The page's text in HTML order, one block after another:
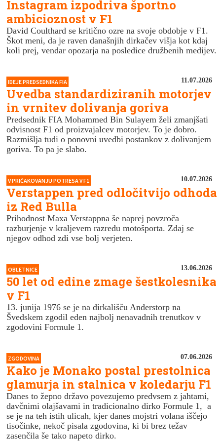
Instagram izpodriva športno
ambicioznost v F1
David Coulthard se kritično ozre na svoje obdobje v F1.
Škot meni, da je raven današnjih dirkačev višja kot kdaj
koli prej, vendar opozarja na posledice družbenih medijev.
IDEJE PREDSEDNIKA FIA 11.07.2026
Uvedba standardiziranih motorjev
in vrnitev dolivanja goriva
Predsednik FIA Mohammed Bin Sulayem želi zmanjšati
odvisnost F1 od proizvajalcev motorjev. To je dobro.
Razmišlja tudi o ponovni uvedbi postankov z dolivanjem
goriva. To pa je slabo.
V PRIČAKOVANJU POTRESA V F1 10.07.2026
Verstappen pred odločitvijo odhoda
iz Red Bulla
Prihodnost Maxa Verstappna še naprej povzroča
razburjenje v kraljevem razredu motošporta. Zdaj se
njegov odhod zdi vse bolj verjeten.
OBLETNICE 13.06.2026
50 let od edine zmage šestkolesnika
v F1
13. junija 1976 se je na dirkališču Anderstorp na
Švedskem zgodil eden najbolj nenavadnih trenutkov v
zgodovini Formule 1.
ZGODOVINA 07.06.2026
Kako je Monako postal prestolnica
glamurja in stalnica v koledarju F1
Danes to žepno državo povezujemo predvsem z jahtami,
davčnimi olajšavami in tradicionalno dirko Formule 1, a
se je na teh istih ulicah, kjer danes mojstri volana iščejo
tisočinke, nekoč pisala zgodovina, ki bi brez težav
zasenčila še tako napeto dirko.